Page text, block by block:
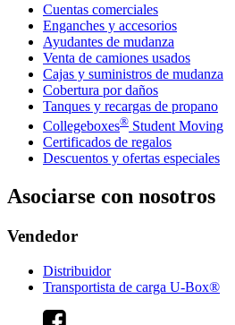
Cuentas comerciales
Enganches y accesorios
Ayudantes de mudanza
Venta de camiones usados
Cajas y suministros de mudanza
Cobertura por daños
Tanques y recargas de propano
Collegeboxes® Student Moving
Certificados de regalos
Descuentos y ofertas especiales
Asociarse con nosotros
Vendedor
Distribuidor
Transportista de carga U-Box®